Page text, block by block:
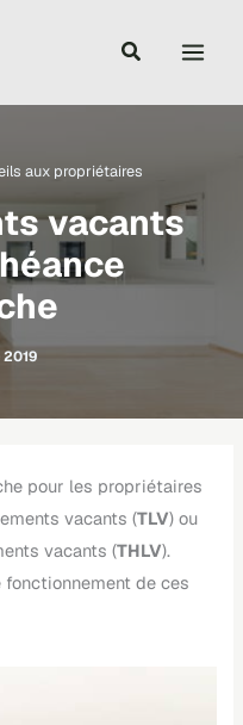
aux propriétaires
vacants
pour les propriétaires
vacants (TLV) ou
vacants (THLV).
fonctionnement de ces